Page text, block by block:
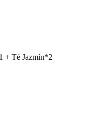
+ Té Jazmín*2